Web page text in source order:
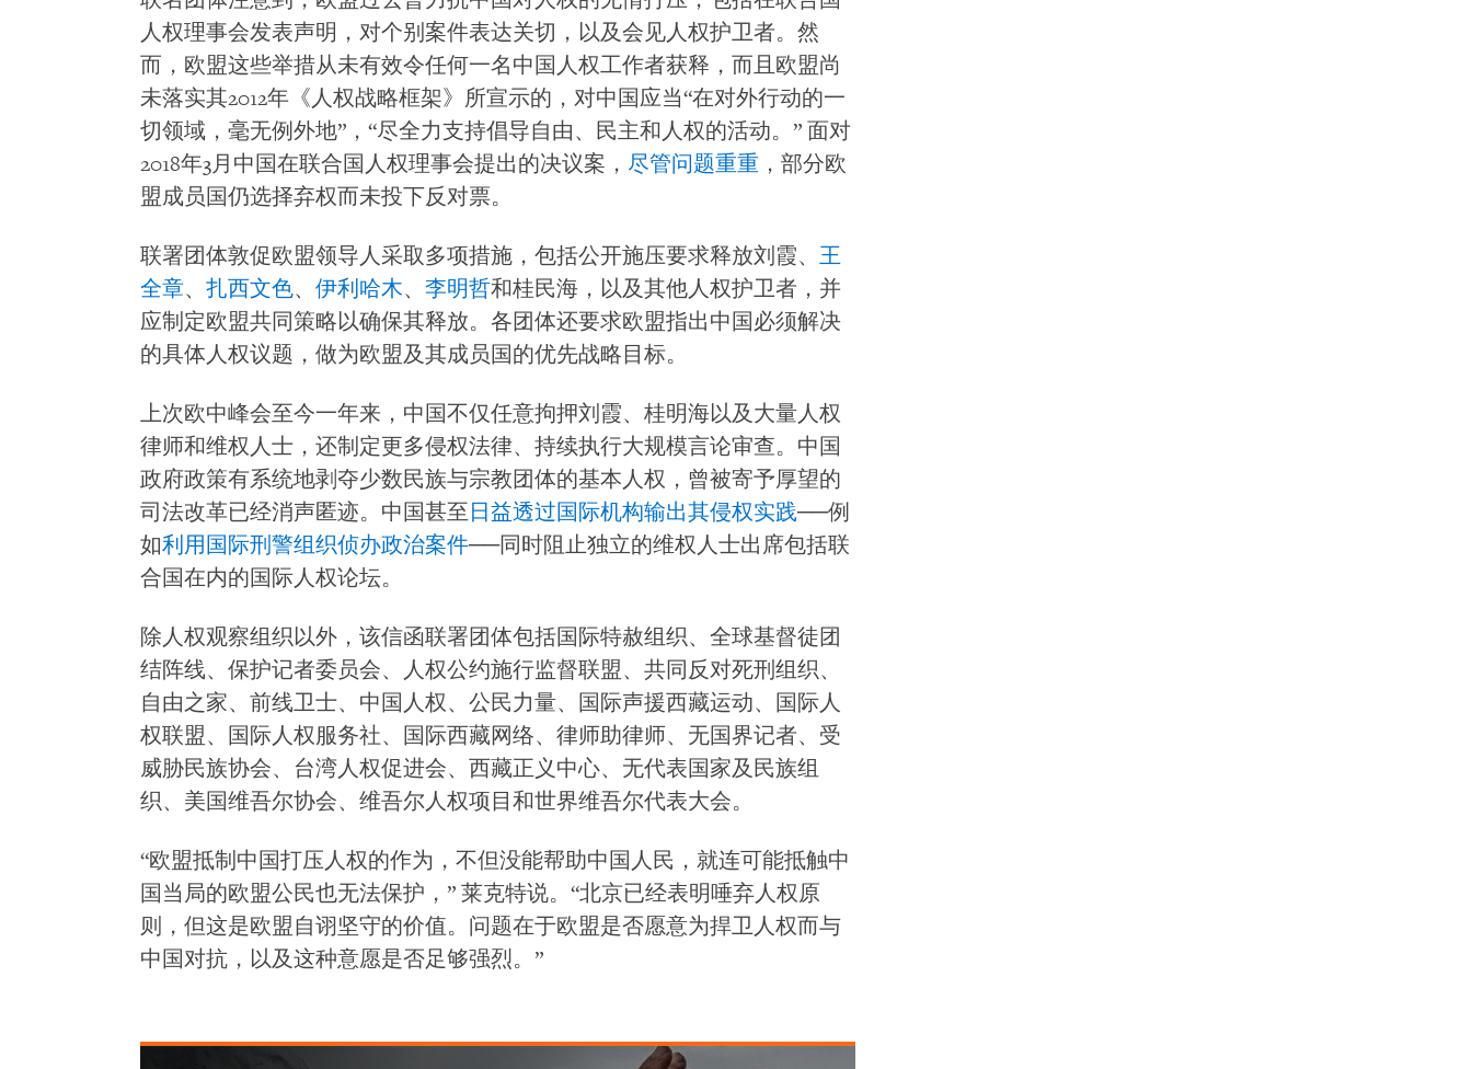
人权理事会发表声明，对个别案件表达关切，以及会见人权护卫者。然
而，欧盟这些举措从未有效令任何一名中国人权工作者获释，而且欧盟尚
未落实其2012年《人权战略框架》所宣示的，对中国应当“在对外行动的一
切领域，毫无例外地”，“尽全力支持倡导自由、民主和人权的活动。” 面对
2018年3月中国在联合国人权理事会提出的决议案， 尽管问题重重 ，部分欧
盟成员国仍选择弃权而未投下反对票。
联署团体敦促欧盟领导人采取多项措施，包括公开施压要求释放刘霞、 王
全章、 扎西文色、 伊利哈木、 李明哲和桂民海，以及其他人权护卫者，并
应制定欧盟共同策略以确保其释放。各团体还要求欧盟指出中国必须解决
的具体人权议题，做为欧盟及其成员国的优先战略目标。
上次欧中峰会至今一年来，中国不仅任意拘押刘霞、桂明海以及大量人权
律师和维权人士，还制定更多侵权法律、持续执行大规模言论审查。中国
政府政策有系统地剥夺少数民族与宗教团体的基本人权，曾被寄予厚望的
司法改革已经消声匿迹。中国甚至日益透过国际机构输出其侵权实践──例
如利用国际刑警组织侦办政治案件──同时阻止独立的维权人士出席包括联
合国在内的国际人权论坛。
除人权观察组织以外，该信函联署团体包括国际特赦组织、全球基督徒团
结阵线、保护记者委员会、人权公约施行监督联盟、共同反对死刑组织、
自由之家、前线卫士、中国人权、公民力量、国际声援西藏运动、国际人
权联盟、国际人权服务社、国际西藏网络、律师助律师、无国界记者、受
威胁民族协会、台湾人权促进会、西藏正义中心、无代表国家及民族组
织、美国维吾尔协会、维吾尔人权项目和世界维吾尔代表大会。
“欧盟抵制中国打压人权的作为，不但没能帮助中国人民，就连可能抵触中
国当局的欧盟公民也无法保护，” 莱克特说。“北京已经表明唾弃人权原
则，但这是欧盟自诩坚守的价值。问题在于欧盟是否愿意为捍卫人权而与
中国对抗，以及这种意愿是否足够强烈。”